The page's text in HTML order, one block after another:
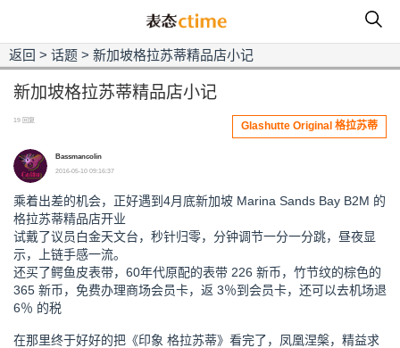
返回 >话题 >新加坡格拉苏蒂精品店小记
新加坡格拉苏蒂精品店小记
19 回复 Glashutte Original 格拉苏蒂
Bassmancolin
2016-05-10 09:16:37
乘着出差的机会，正好遇到4月底新加坡 Marina Sands Bay B2M 的
格拉苏蒂精品店开业
试戴了议员白金天文台，秒针归零，分钟调节一分一分跳，昼夜显
示，上链手感一流。
还买了鳄鱼皮表带，60年代原配的表带 226 新币，竹节纹的棕色的
365 新币，免费办理商场会员卡，返 3％到会员卡，还可以去机场退
6％ 的税
在那里终于好好的把《印象 格拉苏蒂》看完了，凤凰涅槃，精益求